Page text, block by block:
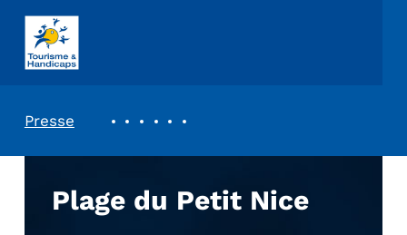
ASSOCIATION TOURISME ET HANDICAPS
Presse
Plage du Petit Nice